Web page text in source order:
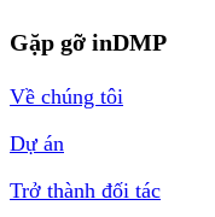
Gặp gỡ inDMP
Về chúng tôi
Dự án
Trở thành đối tác